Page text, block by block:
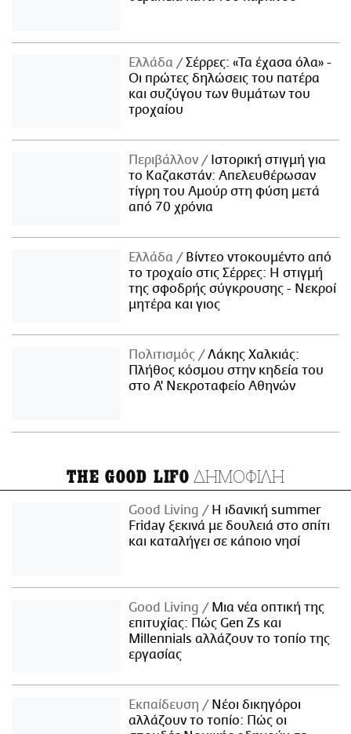
Ελλάδα
Σέρρες: «Τα έχασα όλα» -
Οι πρώτες δηλώσεις του πατέρα
και συζύγου των θυμάτων του
τροχαίου
Περιβάλλον
Ιστορική στιγμή για
το Καζακστάν: Απελευθέρωσαν
τίγρη του Αμούρ στη φύση μετά
από 70 χρόνια
Ελλάδα
Βίντεο ντοκουμέντο από
το τροχαίο στις Σέρρες: Η στιγμή
της σφοδρής σύγκρουσης - Νεκροί
μητέρα και γιος
Πολιτισμός
Λάκης Χαλκιάς:
Πλήθος κόσμου στην κηδεία του
στο Α' Νεκροταφείο Αθηνών
THE GOOD LIFO ΔΗΜΟΦΙΛΗ
Good Living
Η ιδανική summer
Friday ξεκινά με δουλειά στο σπίτι
και καταλήγει σε κάποιο νησί
Good Living
Μια νέα οπτική της
επιτυχίας: Πώς Gen Zs και
Millennials αλλάζουν το τοπίο της
εργασίας
Εκπαίδευση
Νέοι δικηγόροι
αλλάζουν το τοπίο: Πώς οι